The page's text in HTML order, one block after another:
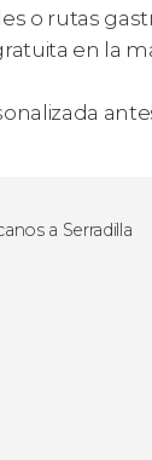
o rutas
en la
a Serradilla